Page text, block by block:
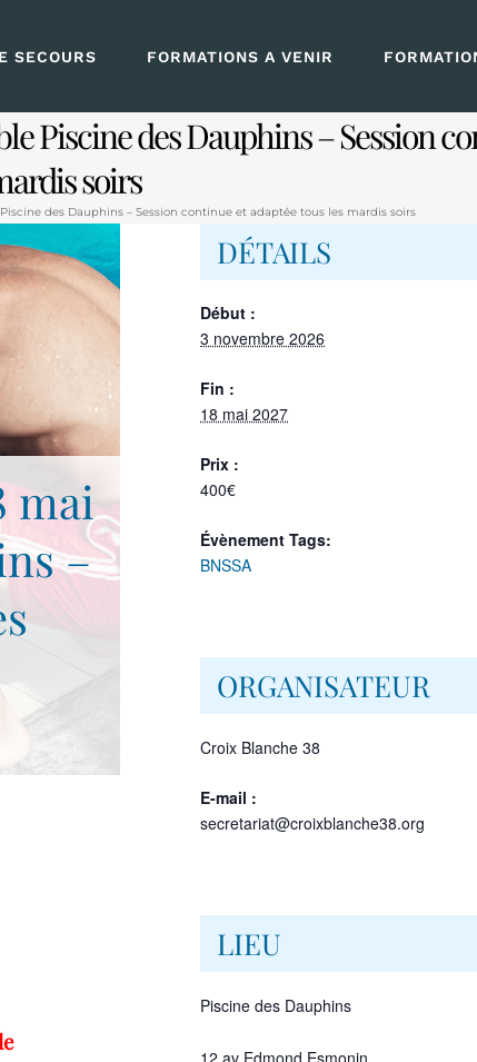
SECOURS FORMATIONS A VENIR
Piscine des Dauphins – Session
soirs
des Dauphins – Session continue et adaptée tous les mardis soirs
mai
–
DÉTAILS
Début :
3 novembre 2026
Fin :
18 mai 2027
Prix :
400€
Évènement Tags:
BNSSA
ORGANISATEUR
Croix Blanche 38
E-mail :
secretariat@croixblanche38.org
LIEU
Piscine des Dauphins
12 av Edmond Esmonin